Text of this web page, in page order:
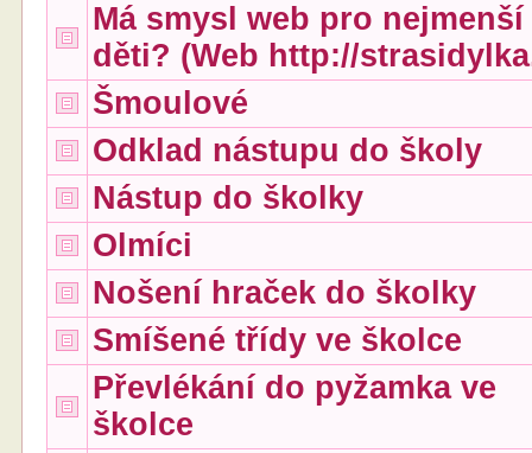
Má smysl web pro nejmenší
děti? (Web http://
Šmoulové
Odklad nástupu do školy
Nástup do školky
Olmíci
Nošení hraček do školky
Smíšené třídy ve školce
Převlékání do pyžamka ve
školce